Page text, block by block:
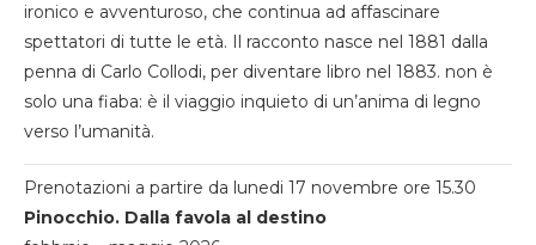
ironico e avventuroso, che continua ad affascinare
spettatori di tutte le età. Il racconto nasce nel 1881 dalla
penna di Carlo Collodi, per diventare libro nel 1883. non è
solo una fiaba: è il viaggio inquieto di un’anima di legno
verso l’umanità.
Prenotazioni a partire da lunedi 17 novembre ore 15.30
Pinocchio. Dalla favola al destino